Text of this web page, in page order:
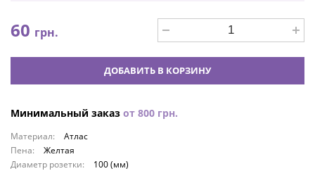
60 грн.
ДОБАВИТЬ В КОРЗИНУ
Минимальный заказ от 800 грн.
Материал:
Атлас
Пена:
Желтая
Диаметр розетки:
100 (мм)